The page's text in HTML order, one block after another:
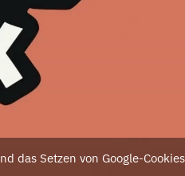
das Setzen von Google-